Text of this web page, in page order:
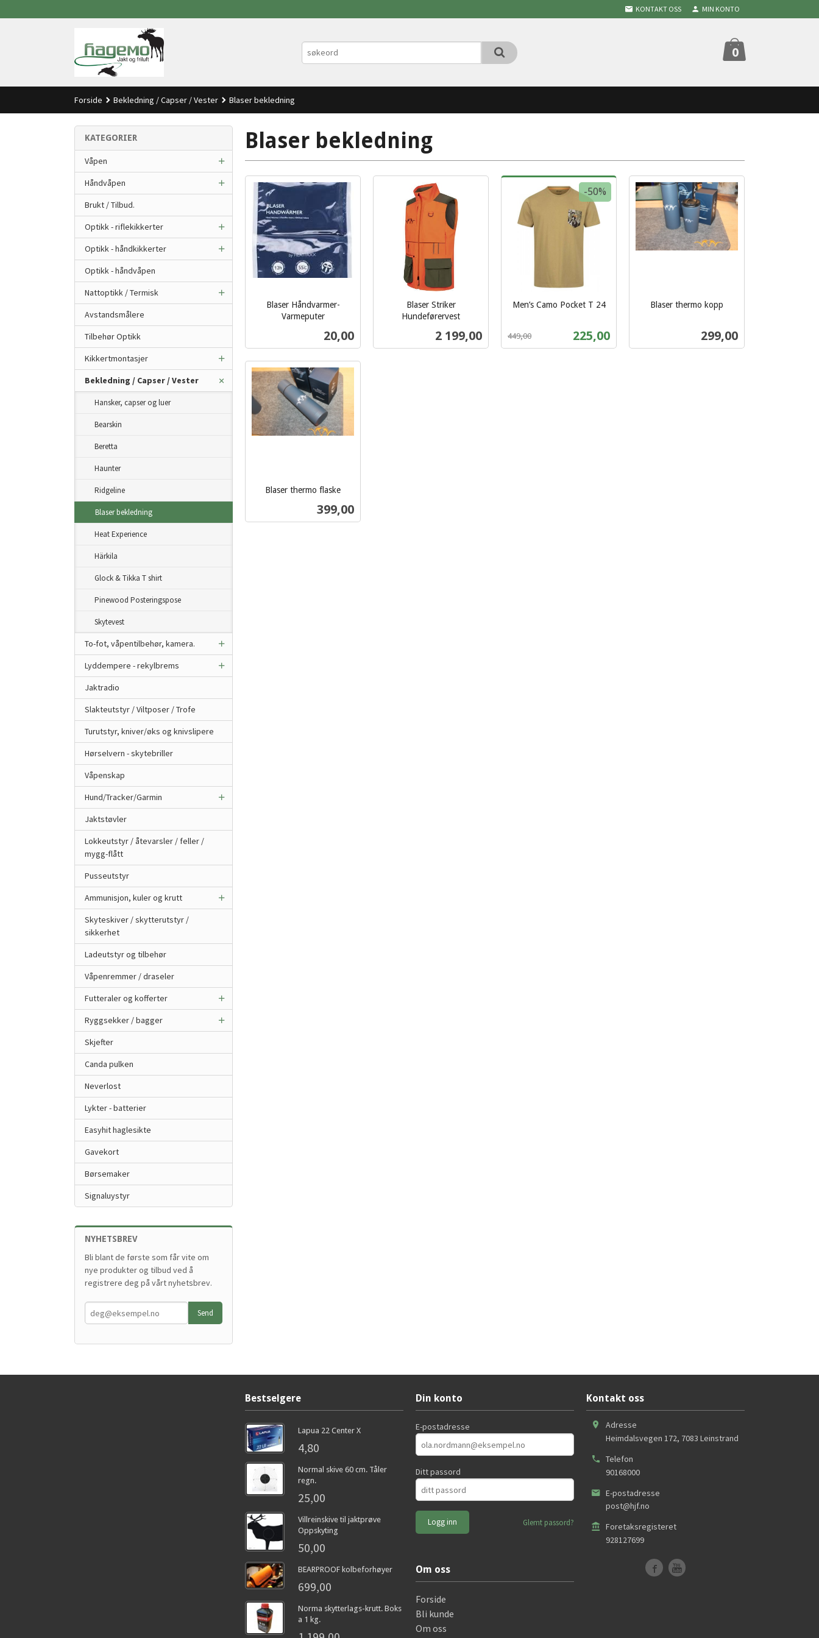
til
KONTAKT OSS MIN KONTO
0
Forside Bekledning / Capser / Vester Blaser bekledning
Blaser bekledning
Blaser Håndvarmer-
Varmeputer
Pris
20,00
Kjøp
Blaser Striker
Hundeførervest
Pris
2 199,00
Men’s Camo Pocket T 24
Tilbud
225,00
449,00
-50%
Blaser thermo kopp
Pris
299,00
Blaser thermo flaske
Pris
399,00
KATEGORIER
Våpen
Håndvåpen
Brukt / Tilbud.
Optikk - riflekikkerter
Optikk - håndkikkerter
Optikk - håndvåpen
Nattoptikk / Termisk
Avstandsmålere
Tilbehør Optikk
Kikkertmontasjer
Bekledning / Capser / Vester
Hansker, capser og luer
Bearskin
Beretta
Haunter
Ridgeline
Blaser bekledning
Heat Experience
Härkila
Glock & Tikka T shirt
Pinewood Posteringspose
Skytevest
To-fot, våpentilbehør, kamera.
Lyddempere - rekylbrems
Jaktradio
Slakteutstyr / Viltposer / Trofe
Turutstyr, kniver/øks og knivslipere
Hørselvern - skytebriller
Våpenskap
Hund/Tracker/Garmin
Jaktstøvler
Lokkeutstyr / åtevarsler / feller /
mygg-flått
Pusseutstyr
Ammunisjon, kuler og krutt
Skyteskiver / skytterutstyr /
sikkerhet
Ladeutstyr og tilbehør
Våpenremmer / draseler
Futteraler og kofferter
Ryggsekker / bagger
Skjefter
Canda pulken
Neverlost
Lykter - batterier
Easyhit haglesikte
Gavekort
Børsemaker
Signaluystyr
NYHETSBREV
Bli blant de første som får vite om
nye produkter og tilbud ved å
registrere deg på vårt nyhetsbrev.
Bestselgere
Lapua 22 Center X
4,80
Normal skive 60 cm. Tåler
regn.
25,00
Villreinskive til jaktprøve
Oppskyting
50,00
BEARPROOF kolbeforhøyer
699,00
Norma skytterlags-krutt. Boks
a 1 kg.
Din konto
E-postadresse
Ditt passord
Glemt passord?
Om oss
Forside
Bli kunde
Om oss
Kontakt oss
Adresse
Heimdalsvegen 172, 7083 Leinstrand
Telefon
90168000
E-postadresse
post@hjf.no
Foretaksregisteret
928127699